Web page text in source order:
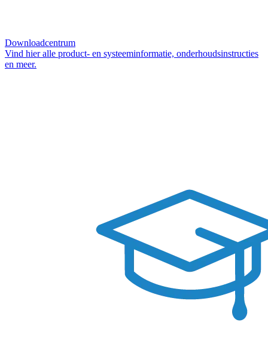
Downloadcentrum
Vind hier alle product- en systeeminformatie, onderhoudsinstructies
en meer.